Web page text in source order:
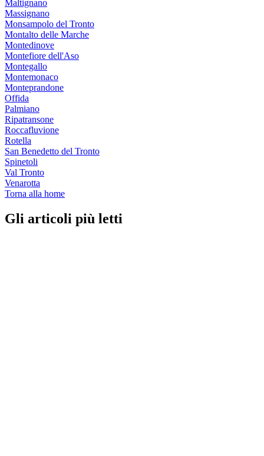
Maltignano
Massignano
Monsampolo del Tronto
Montalto delle Marche
Montedinove
Montefiore dell'Aso
Montegallo
Montemonaco
Monteprandone
Offida
Palmiano
Ripatransone
Roccafluvione
Rotella
San Benedetto del Tronto
Spinetoli
Val Tronto
Venarotta
Torna alla home
Gli articoli più letti